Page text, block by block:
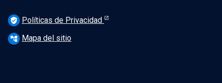
verified_user Políticas de Privacidad
account_tree Mapa del sitio